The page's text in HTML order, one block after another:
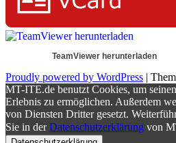
TeamViewer herunterladen
Proudly powered by WordPress |
MT-ITE.de benutzt Cookies, um
Erlebnis zu ermöglichen. Außerdem
von Diensten Dritter gesetzt.
Sie in derDatenschutzerklärung von